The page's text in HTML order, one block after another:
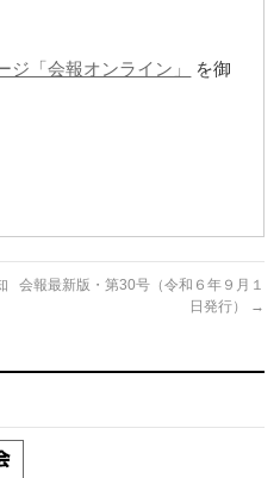
ジ「会報オンライン」
を御
会報最新版・第30号（令和６年９月１
日発行）
→